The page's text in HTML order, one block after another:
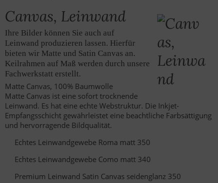
Canvas, Leinwand
Ihre Bilder können Sie auch auf
Leinwand produzieren lassen. Hierfür
bieten wir Matte und Satin Canvas an.
Keilrahmen auf Maß werden durch unsere
Fachwerkstatt erstellt.
Matte Canvas, 100% Baumwolle
Matte Canvas ist eine sofort trocknende
Leinwand. Es hat eine echte Webstruktur. Die Inkjet-
Empfangsschicht gewährleistet eine beachtliche Farbsättigung
und hervorragende Bildqualität.
Echtes Leinwandgewebe Roma matt 350
Echtes Leinwandgewebe Como matt 340
Premium Leinwand Satin Canvas seidenglanz 350